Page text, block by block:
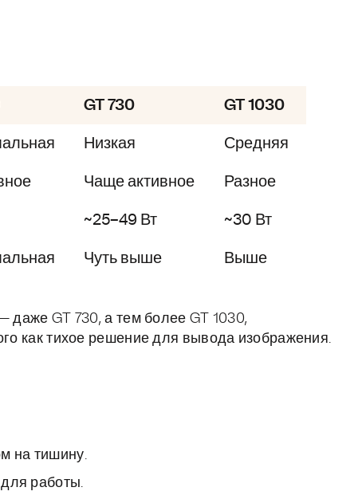
GT 730 GT 1030
Низкая Средняя
Чаще активное Разное
~25–49 Вт ~30 Вт
Чуть выше Выше
даже GT 730, а тем более GT 1030,
как тихое решение для вывода изображения.
на тишину.
для работы.